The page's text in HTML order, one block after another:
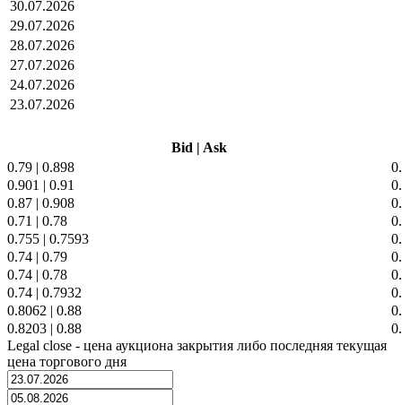
30.07.2026
29.07.2026
28.07.2026
27.07.2026
24.07.2026
23.07.2026
Bid | Ask
0.79 | 0.898
0.901 | 0.91
0.87 | 0.908
0.71 | 0.78
0.755 | 0.7593
0.74 | 0.79
0.74 | 0.78
0.74 | 0.7932
0.8062 | 0.88
0.8203 | 0.88
Legal close - цена аукциона закрытия либо последняя текущая
цена торгового дня